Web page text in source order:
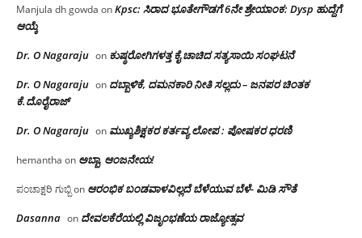
Manjula dh gowda onKpsc: ಸಿರಾದ ಭೂತೇಗೌಡಗೆ 6ನೇ ಶ್ರೇಯಾಂಕ: Dysp ಹುದ್ದೆಗೆ
ಆಯ್ಕೆ
Dr. O Nagaraju on ಕುಷ್ಠರೋಗಿಗಳತ್ತ ಕೈ ಚಾಚಿದ ಸತ್ಯಸಾಯಿ ಸಂಘಟನೆ
Dr. O Nagaraju on ದಬ್ಬಾಳಿಕೆ, ದಮನಕಾರಿ ನೀತಿ ಸಲ್ಲದು – ಜನಪರ ಚಿಂತಕ
ಕೆ.ದೊರೈರಾಜ್
Dr. O Nagaraju on ಮುಖ್ಯಶಿಕ್ಷಕರ ಕರ್ತವ್ಯ ಲೋಪ : ಪೋಷಕರ ಧರಣಿ
hemantha on ಅಬ್ಬಾ, ಆಂಜನೇಯ!
ಪಂಚಾಕ್ಷರಿ ಗುಬ್ಬಿon ಆರಂಭಿಕ ಬಂಡವಾಳವಿಲ್ಲದೆ ಬೆಳೆಯುವ ಬೆಳೆ- ಮಿಡಿ ಸೌತೆ
Dasanna on ದೇವಲಕೆರೆಯಲ್ಲಿ ವಿಜೃಂಭಣೆಯ ರಾಜ್ಯೋತ್ಸವ